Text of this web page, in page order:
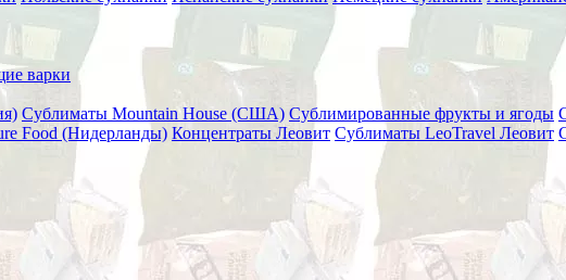
варки
Сублиматы Mountain House (США) Сублимированные фрукты и ягоды
Food (Нидерланды) Концентраты Леовит Сублиматы LeoTravel Леовит